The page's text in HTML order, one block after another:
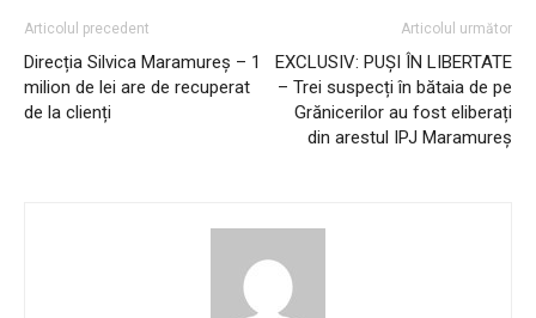
Articolul precedent
Direcția Silvica Maramureș – 1
milion de lei are de recuperat
de la clienți
Articolul următor
EXCLUSIV: PUȘI ÎN LIBERTATE
– Trei suspecți în bătaia de pe
Grănicerilor au fost eliberați
din arestul IPJ Maramureș